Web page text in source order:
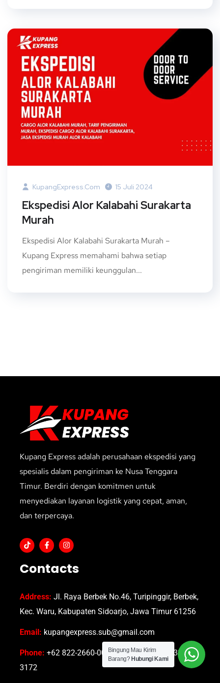
KupangExpress.com 15 Juli 2024
Ekspedisi Alor Kalabahi Surakarta
Murah
Ekspedisi Alor Kalabahi Surakarta Murah –
Kupang Express memahami bahwa setiap
pengiriman memiliki keunggulan...
Kupang Express adalah perusahaan ekspedisi yang
spesialis dalam pengiriman ke Nusa Tenggara
Timur. Berdiri dengan komitmen untuk
menyediakan layanan logistik yang cepat, aman,
dan terpercaya.
Contacts
Address: Jl. Raya Berbek No.46, Turipinggir, Berbek,
Kec. Waru, Kabupaten Sidoarjo, Jawa Timur 61256
Email: kupangexpress.sub@gmail.com
Phone: +62 822-2660-0035 atau +62 822-2333-
3172
Bingung Mau Kirim
Barang? Hubungi Kami